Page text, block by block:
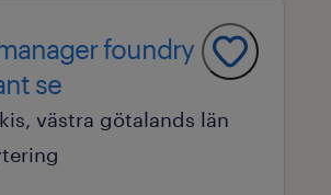
foundry
se
västra götalands län